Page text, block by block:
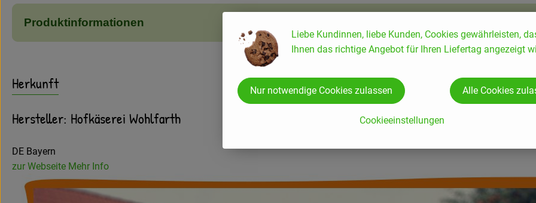
Produktinformationen
Herkunft
Hersteller: Hofkäserei Wohlfarth
DE Bayern
zur Webseite Mehr Info
Liebe Kundinnen, liebe Kunden, Cookies gewährleisten,
Ihnen das richtige Angebot für Ihren Liefertag angezeigt
Cookieeinstellungen
Nur notwendige Cookies zulassen Alle Cookies